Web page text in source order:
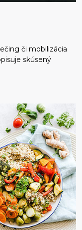
či mobilizácia
skúsený